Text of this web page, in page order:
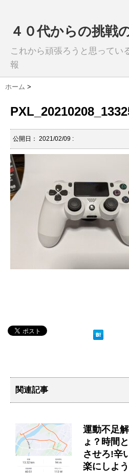
４０代からの挑戦
これから頑張ろうと思ってい
報
ホーム >
公開日： 2021/02/09 :
関連記事
運動不足
ょ？時間
させろ!辛
楽にしよう